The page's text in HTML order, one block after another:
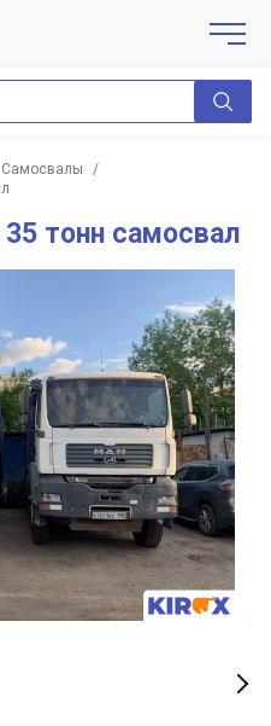
Самосвалы
/
35 тонн самосвал